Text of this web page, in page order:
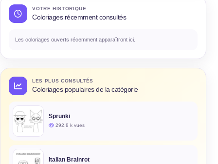
VOTRE HISTORIQUE
Coloriages récemment consultés
Les coloriages ouverts récemment apparaîtront ici.
LES PLUS CONSULTÉS
Coloriages populaires de la catégorie
Sprunki
292,8 k vues
Italian Brainrot